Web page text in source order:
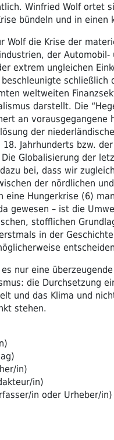
Winfried Wolf ortet
bündeln und in einen
Wolf die Krise der
der Automobil-
extrem ungleichen
schließlich
weltweiten
darstellt. Die
an vorausgegangene
der
Jahrhunderts bzw.
Globalisierung der
bei, dass wir
der nördlichen
eine Hungerkrise (6)
gewesen – ist die
stofflichen
in der
nur eine
die Durchsetzung
und das Klima und
stehen.
in)
in)
in oder Urheber/in)